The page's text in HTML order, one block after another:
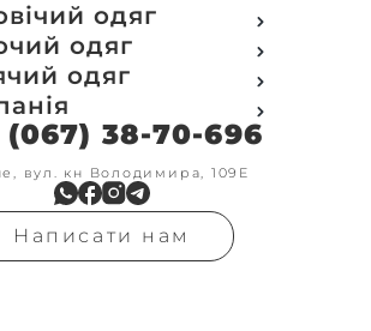
одяг
Polo
з замком
кофти
одяг
на замку
одяг
замок
та оплата
замовлення
та повернення
оформлення
(067) 38-70-696
вул. кн Володимира, 109Е
Написати нам